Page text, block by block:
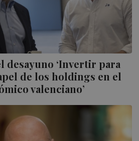
desayuno ‘Invertir para
de los holdings en el
valenciano’